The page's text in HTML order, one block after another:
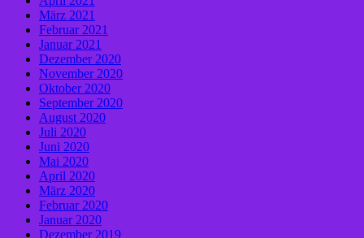
März 2021
Februar 2021
Januar 2021
Dezember 2020
November 2020
Oktober 2020
September 2020
August 2020
Juli 2020
Juni 2020
Mai 2020
April 2020
März 2020
Februar 2020
Januar 2020
Dezember 2019